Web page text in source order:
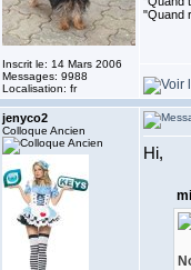
Inscrit le: 14 Mars 2006
Messages: 9988
Localisation: fr
"Quand
jenyco2
Colloque Ancien
Hi,